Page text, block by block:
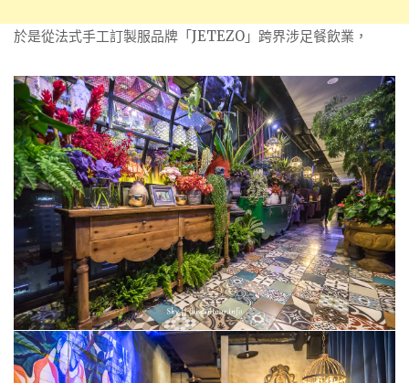
於是從法式手工訂製服品牌「JETEZO」跨界涉足餐飲業，